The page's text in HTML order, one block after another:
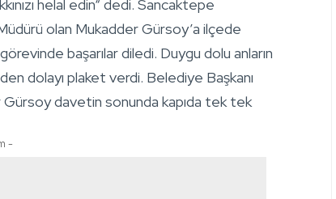
helal edin“ dedi. Sancaktepe
olan Mukadder Gürsoy’a ilçede
başarılar diledi. Duygu dolu anların
dolayı plaket verdi. Belediye Başkanı
davetin sonunda kapıda tek tek
-